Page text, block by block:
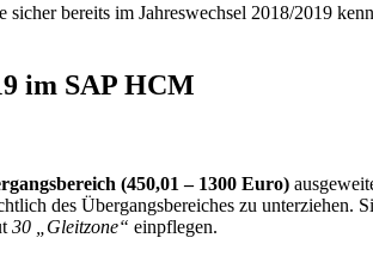
bereits im Jahreswechsel 2018/2019
im SAP HCM
(450,01 – 1300 Euro)
des Übergangsbereiches zu unterziehen.
30 „Gleitzone“ einpflegen.